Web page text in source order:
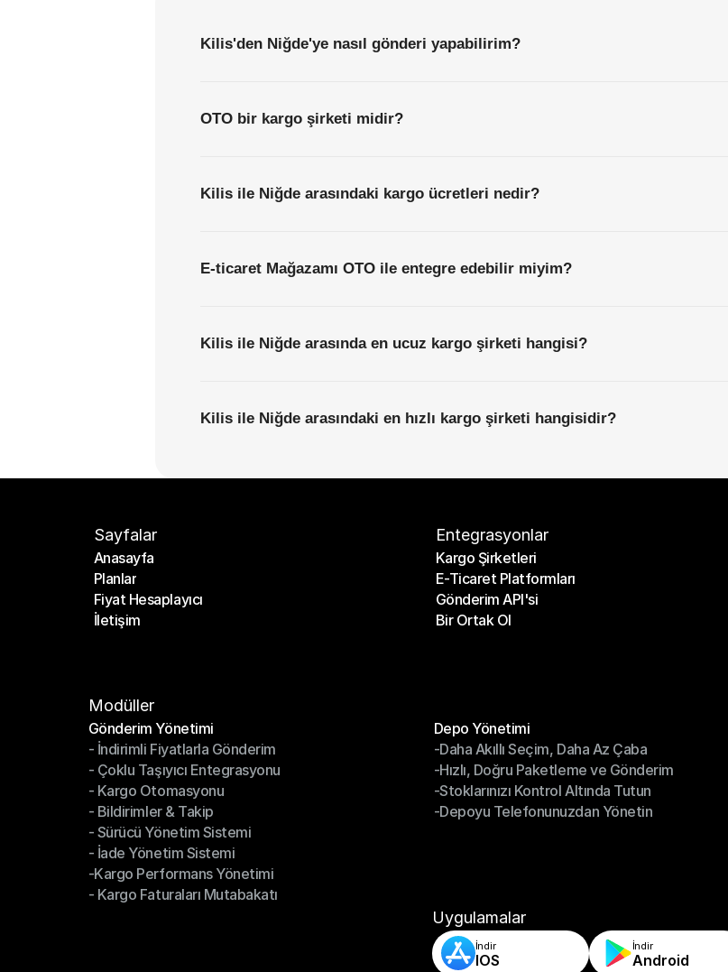
Kilis'den Niğde'ye nasıl gönderi yapabilirim?
OTO bir kargo şirketi midir?
Kilis ile Niğde arasındaki kargo ücretleri nedir?
E-ticaret Mağazamı OTO ile entegre edebilir miyim?
Kilis ile Niğde arasında en ucuz kargo şirketi hangisi?
Kilis ile Niğde arasındaki en hızlı kargo şirketi hangisidir?
Sayfalar
Anasayfa
Anasayfa
Planlar
Planlar
Fiyat Hesaplayıcı
Fiyat Hesaplayıcı
İletişim
Entegrasyonlar
Kargo Şirketleri
Kargo Şirketleri
E-Ticaret Platformları
E-Ticaret Platformları
Gönderim API'si
Gönderim API'si
Bir Ortak Ol
Modüller
Gönderim Yönetimi
Gönderim Yönetimi
- İndirimli Fiyatlarla Gönderim
- İndirimli Fiyatlarla Gönderim
- Çoklu Taşıyıcı Entegrasyonu
- Çoklu Taşıyıcı Entegrasyonu
- Kargo Otomasyonu
- Kargo Otomasyonu
- Bildirimler & Takip
- Bildirimler & Takip
- Sürücü Yönetim Sistemi
- Sürücü Yönetim Sistemi
- İade Yönetim Sistemi
- İade Yönetim Sistemi
-Kargo Performans Yönetimi
-Kargo Performans Yönetimi
- Kargo Faturaları Mutabakatı
Depo Yönetimi
Depo Yönetimi
-Daha Akıllı Seçim, Daha Az Çaba
-Daha Akıllı Seçim, Daha Az Çaba
-Hızlı, Doğru Paketleme ve Gönderim
-Hızlı, Doğru Paketleme ve Gönderim
-Stoklarınızı Kontrol Altında Tutun
-Stoklarınızı Kontrol Altında Tutun
-Depoyu Telefonunuzdan Yönetin
Uygulamalar
İndir
IOS
İndir
Android